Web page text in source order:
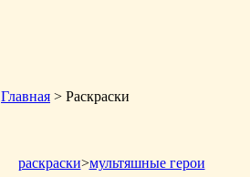
Главная > Раскраски
раскраски>мультяшные герои